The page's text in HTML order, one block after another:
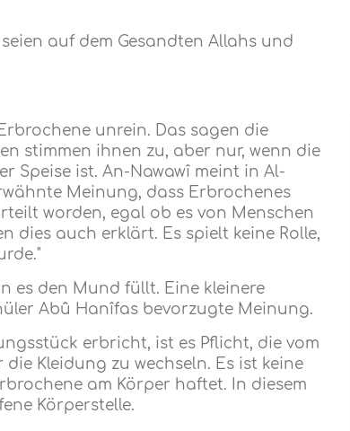
auf dem Gesandten Allahs und
unrein. Das sagen die
stimmen ihnen zu, aber nur, wenn die
Speise ist. An-Nawawî meint in Al-
Meinung, dass Erbrochenes
worden, egal ob es von Menschen
dies auch erklärt. Es spielt keine Rolle,
es den Mund füllt. Eine kleinere
Abû Hanîfas bevorzugte Meinung.
erbricht, ist es Pflicht, die vom
Kleidung zu wechseln. Es ist keine
am Körper haftet. In diesem
Körperstelle.